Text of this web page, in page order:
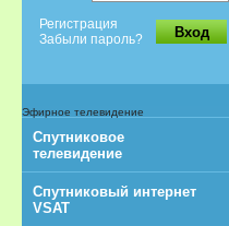
Регистрация
Забыли пароль?
Вход
Эфирное телевидение
Спутниковое
телевидение
Спутниковый интернет
VSAT